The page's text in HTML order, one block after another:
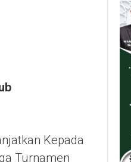
Kepada
Turnamen